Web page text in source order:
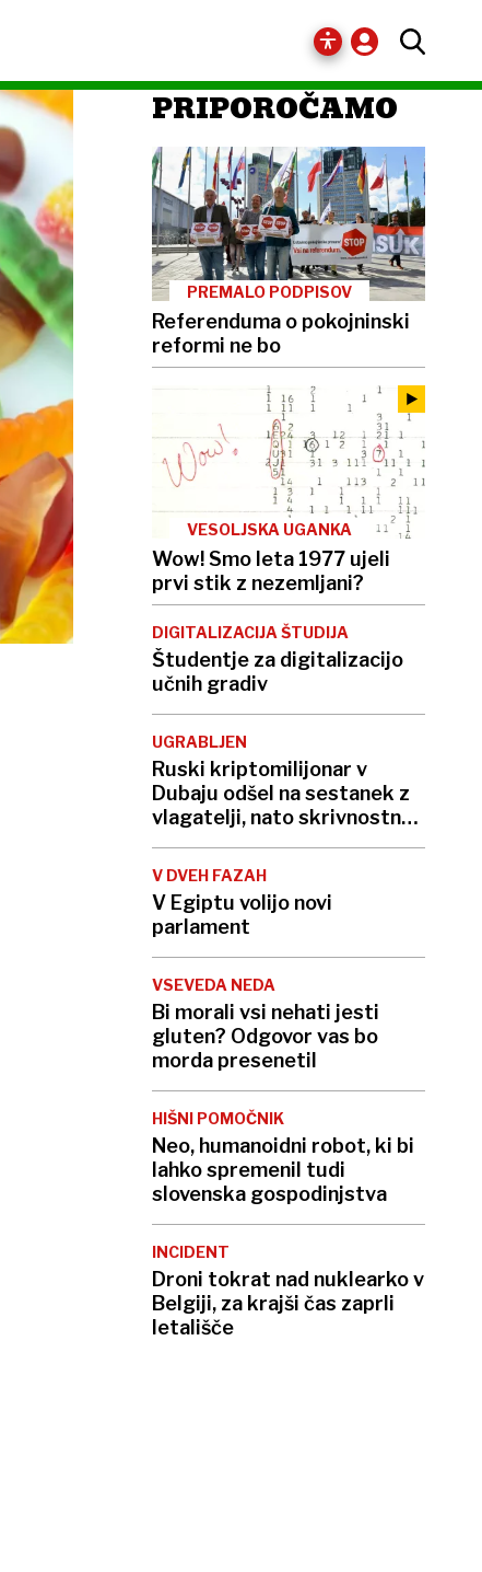
PRIPOROČAMO
PREMALO PODPISOV
Referenduma o pokojninski
reformi ne bo
VESOLJSKA UGANKA
Wow! Smo leta 1977 ujeli
prvi stik z nezemljani?
DIGITALIZACIJA ŠTUDIJA
Študentje za digitalizacijo
učnih gradiv
UGRABLJEN
Ruski kriptomilijonar v
Dubaju odšel na sestanek z
vlagatelji, nato skrivnostno
izginil
V DVEH FAZAH
V Egiptu volijo novi
parlament
VSEVEDA NEDA
Bi morali vsi nehati jesti
gluten? Odgovor vas bo
morda presenetil
HIŠNI POMOČNIK
Neo, humanoidni robot, ki bi
lahko spremenil tudi
slovenska gospodinjstva
INCIDENT
Droni tokrat nad nuklearko v
Belgiji, za krajši čas zaprli
letališče